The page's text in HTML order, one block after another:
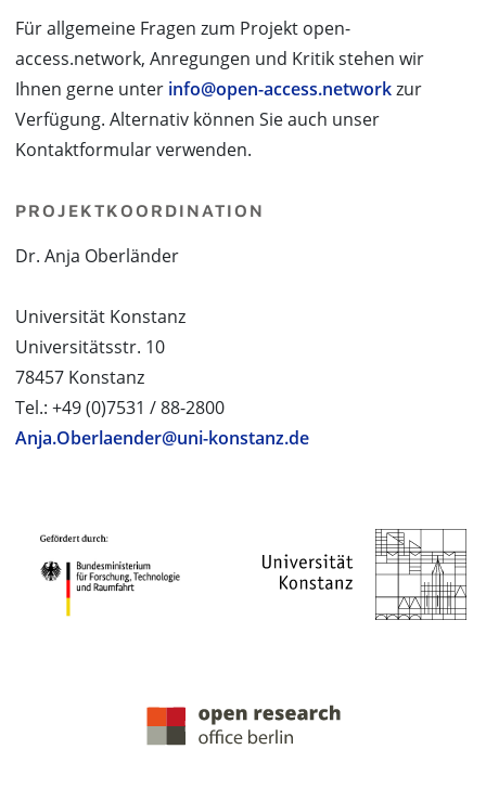
Für allgemeine Fragen zum Projekt open-
access.network, Anregungen und Kritik stehen wir
Ihnen gerne unter info@open-access.networkzur
Verfügung. Alternativ können Sie auch unser
Kontaktformular verwenden.
PROJEKTKOORDINATION
Dr. Anja Oberländer
Universität Konstanz
Universitätsstr. 10
78457 Konstanz
Tel.: +49 (0)7531 / 88-2800
Anja.Oberlaender@uni-konstanz.de